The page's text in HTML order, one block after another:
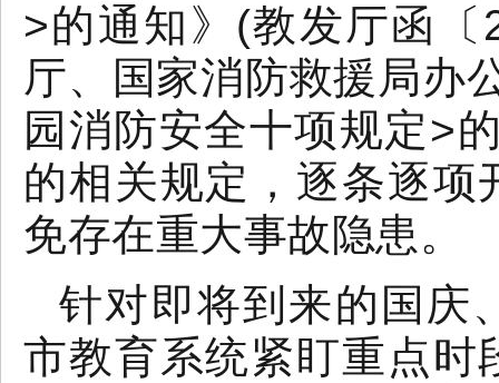
>的通知》(教发厅函
厅、国家消防救援局办
园消防安全十项规定>
的相关规定，逐条逐项
免存在重大事故隐患。
针对即将到来的国庆
市教育系统紧盯重点时